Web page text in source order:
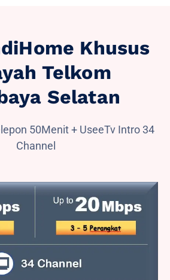
Khusus
Telkom
Selatan
50Menit + UseeTv Intro 34
Channel